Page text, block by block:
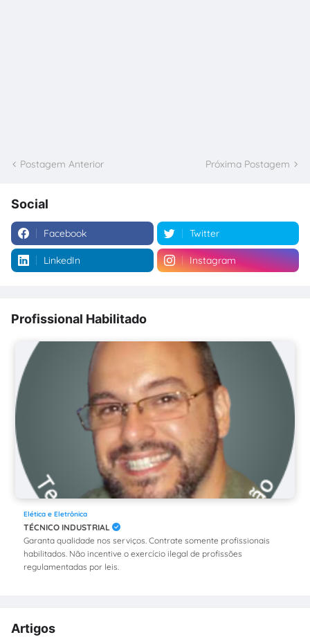
Postagem Anterior Próxima Postagem
Social
Facebook Twitter
LinkedIn Instagram
Profissional Habilitado
Elética e Eletrônica
TÉCNICO INDUSTRIAL
Garanta qualidade nos serviços. Contrate somente profissionais
habilitados. Não incentive o exercício ilegal de profissões
regulamentadas por leis.
Artigos